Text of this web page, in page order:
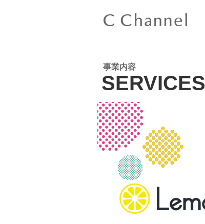
SERVICES
​事業内容